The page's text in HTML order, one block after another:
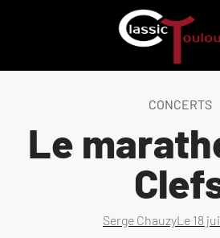
CONCERTS
Le
Serge ChauzyLe 18